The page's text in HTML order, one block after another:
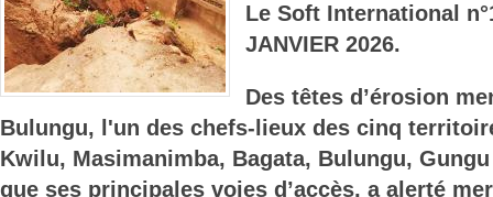
Le Soft International
JANVIER 2026.
Des têtes d’érosion
Bulungu, l'un des chefs-lieux des cinq
Kwilu, Masimanimba, Bagata, Bulungu,
que ses principales voies d’accès, a alerté